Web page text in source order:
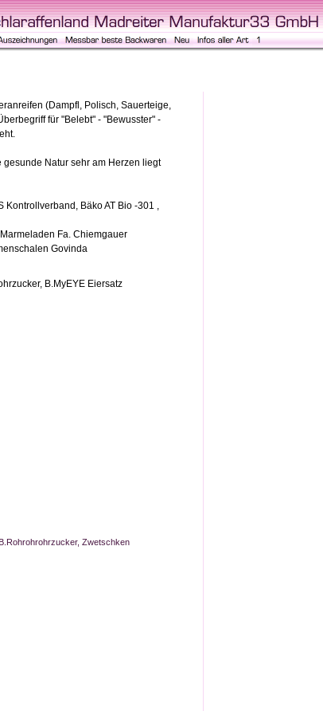
(Dampfl, Polisch, Sauerteige,
für "Belebt" - "Bewusster" -
Natur sehr am Herzen liegt
Kontrollverband, Bäko AT Bio -301 ,
Fa. Chiemgauer
Govinda
B.MyEYE Eiersatz
Zwetschken